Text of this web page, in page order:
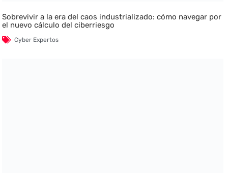
Sobrevivir a la era del caos industrializado: cómo navegar por
el nuevo cálculo del ciberriesgo
Cyber Expertos